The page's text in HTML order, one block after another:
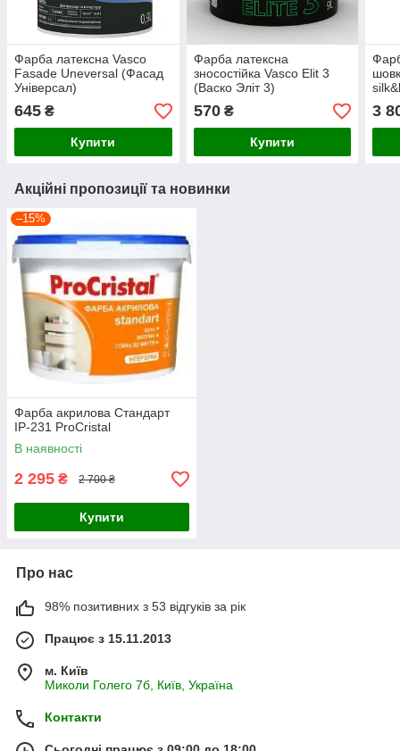
Фарба латексна Vasco
Fasade Uneversal (Фасад
Універсал)
645 ₴
Купити
Фарба латексна
зносостійка Vasco Elit 3
(Васко Эліт 3)
570₴
Купити
3
Акційні пропозиції та новинки
–15%
Фарба акрилова Стандарт
ІР-231 ProCristal
В наявності
2 295 ₴ 2 700 ₴
Купити
Про нас
98% позитивних з 53 відгуків за рік
Працює з 15.11.2013
м. Київ
Миколи Голего 7б, Київ, Україна
Контакти